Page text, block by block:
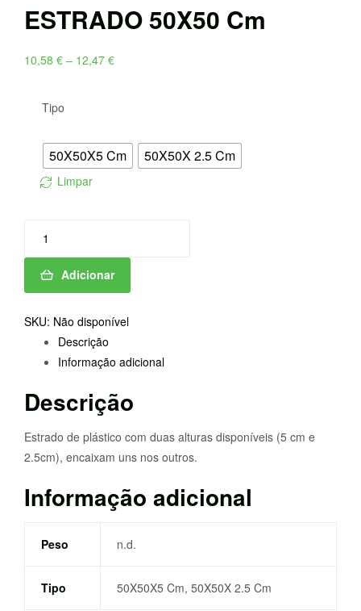
10,85 €
through
ESTRADO 50X50 Cm
10,58 € – 12,47 €Price
12,47 €
Tipo
50X50X5 Cm 50X50X 2.5 Cm
Limpar
ESTRADO
50X50
Adicionar
SKU: Não disponível
Descrição
Informação adicional
Descrição
Estrado de plástico com duas alturas disponíveis (5 cm e
2.5cm), encaixam uns nos outros.
Informação adicional
Peso n.d.
Tipo 50X50X5 Cm, 50X50X 2.5 Cm